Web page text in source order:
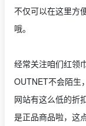
不仅可以在这里方
哦。
经常关注咱们红领
OUTNET不会陌生
网站有这么低的折
是正品商品啦，这